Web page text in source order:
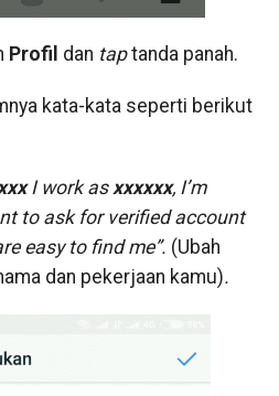
Profil dan taptanda panah.
kata-kata seperti berikut
I work as xxxxxx, I’m
to ask for verified account
easy to find me”. (Ubah
dan pekerjaan kamu).